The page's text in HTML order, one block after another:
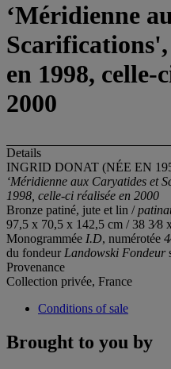
‘Méridienne
Scarifications',
en 1998, celle-
2000
Details
INGRID DONAT (NÉE EN
‘Méridienne aux Caryatides et
1998, celle-ci réalisée en 2000
Bronze patiné, jute et lin /
97,5 x 70,5 x 142,5 cm / 38 3⁄8
Monogrammée I.D, numérotée
du fondeur Landowski Fondeur
Provenance
Collection privée, France
Conditions of sale
Brought to you by